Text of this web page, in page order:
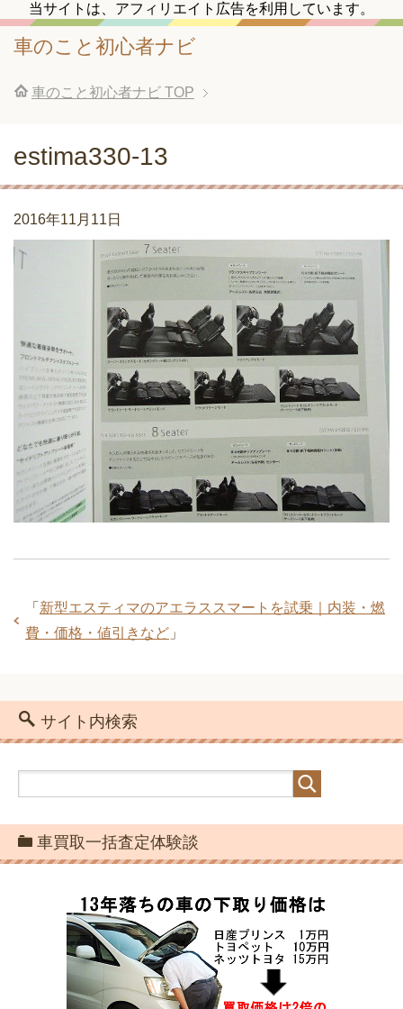
当サイトは、アフィリエイト広告を利用しています。
車のこと初心者ナビ
車のこと初心者ナビ TOP
estima330-13
2016年11月11日
「 新型エスティマのアエラススマートを試乗｜内装・燃
費・価格・値引きなど 」
サイト内検索
車買取一括査定体験談